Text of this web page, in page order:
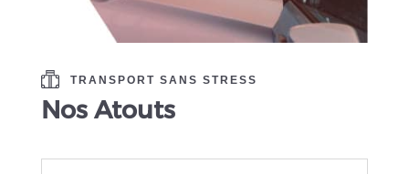
TRANSPORT SANS STRESS
Nos Atouts